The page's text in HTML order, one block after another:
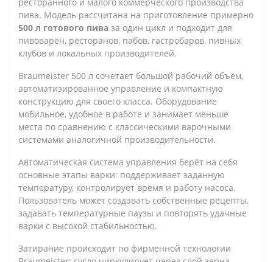
пива. Модель рассчитана на приготовление примерно
500 л готового пива за один цикл и подходит для
пивоварен, ресторанов, пабов, гастробаров, пивных
клубов и локальных производителей.
Braumeister 500 л сочетает большой рабочий объём,
автоматизированное управление и компактную
конструкцию для своего класса. Оборудование
мобильное, удобное в работе и занимает меньше
места по сравнению с классическими варочными
системами аналогичной производительности.
Автоматическая система управления берёт на себя
основные этапы варки: поддерживает заданную
температуру, контролирует время и работу насоса.
Пользователь может создавать собственные рецепты,
задавать температурные паузы и повторять удачные
варки с высокой стабильностью.
Затирание происходит по фирменной технологии